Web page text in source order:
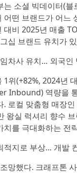
소셜 빅데이터(
떤 브랜드가 어
비 2025년 매출
십 브랜드 유치가
차사 유치… 외국인
위(+82%, 2024년
Inbound) 역량을
로컬 맞춤형 매장
왕실 럭셔리 향수
를 극대화하는 전
적지로 부상… 개발
망했다. 크래프톤